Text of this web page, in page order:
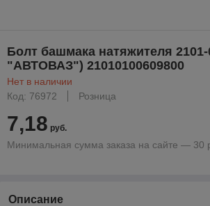
Болт башмака натяжителя
"АВТОВАЗ") 21010100609800
Нет в наличии
Код: 76972
Розница
7,18 руб.
Минимальная сумма заказа на сайте — 30
Описание